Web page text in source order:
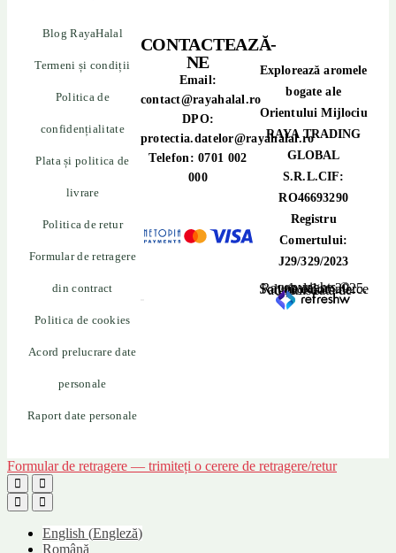
Blog RayaHalal
Termeni și condiții
Politica de
confidențialitate
Plata și politica de
livrare
Politica de retur
Formular de retragere
din contract
Politica de cookies
Acord prelucrare date
personale
Raport date personale
Explorează aromele
bogate ale
Orientului Mijlociu
RAYA TRADING
GLOBAL
S.R.L.CIF:
RO46693290
Registru
Comertului:
J29/329/2023
copyrights © Rayahalal.ro 2025. Soluție eCommerce administrată de
CONTACTEAZĂ-
NE
Email:
contact@rayahalal.ro
DPO:
protectia.datelor@rayahalal.ro
Telefon: 0701 002
000
Formular de retragere — trimiteți o cerere de retragere/retur
English (Engleză)
Română